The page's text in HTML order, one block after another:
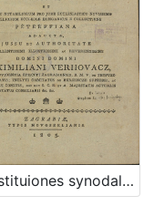
Constituiones synodales Ecclesiae Zagrabiensis pro clero dioecesano recusae et extractu notabiliorum pro jure ecclesiastico novissimo conciliorum ecclesiae Hungaricae e collectione Peterffiana adauctae / jussu et authoritate ... domini Maximiliani Verhovacz, divina providentia episcopi Zagrabiensis ...